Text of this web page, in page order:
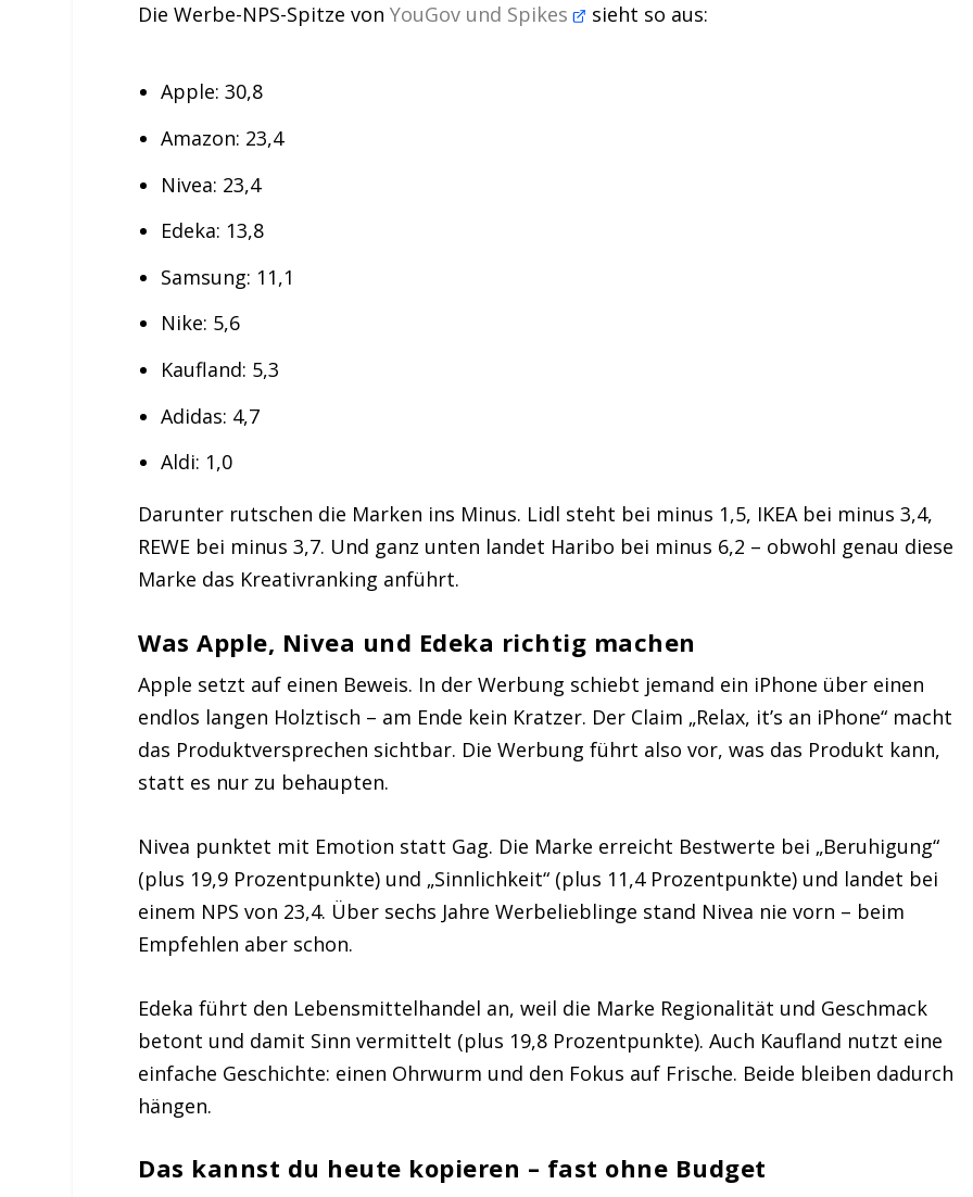
Die Werbe-NPS-Spitze vonYouGov und Spikes sieht so aus:
Apple: 30,8
Amazon: 23,4
Nivea: 23,4
Edeka: 13,8
Samsung: 11,1
Nike: 5,6
Kaufland: 5,3
Adidas: 4,7
Aldi: 1,0
Darunter rutschen die Marken ins Minus. Lidl steht bei minus 1,5, IKEA bei minus 3,4,
REWE bei minus 3,7. Und ganz unten landet Haribo bei minus 6,2 – obwohl genau diese
Marke das Kreativranking anführt.
Was Apple, Nivea und Edeka richtig machen
Apple setzt auf einen Beweis. In der Werbung schiebt jemand ein iPhone über einen
endlos langen Holztisch – am Ende kein Kratzer. Der Claim „Relax, it’s an iPhone“ macht
das Produktversprechen sichtbar. Die Werbung führt also vor, was das Produkt kann,
statt es nur zu behaupten.
Nivea punktet mit Emotion statt Gag. Die Marke erreicht Bestwerte bei „Beruhigung“
(plus 19,9 Prozentpunkte) und „Sinnlichkeit“ (plus 11,4 Prozentpunkte) und landet bei
einem NPS von 23,4. Über sechs Jahre Werbelieblinge stand Nivea nie vorn – beim
Empfehlen aber schon.
Edeka führt den Lebensmittelhandel an, weil die Marke Regionalität und Geschmack
betont und damit Sinn vermittelt (plus 19,8 Prozentpunkte). Auch Kaufland nutzt eine
einfache Geschichte: einen Ohrwurm und den Fokus auf Frische. Beide bleiben dadurch
hängen.
Das kannst du heute kopieren – fast ohne Budget